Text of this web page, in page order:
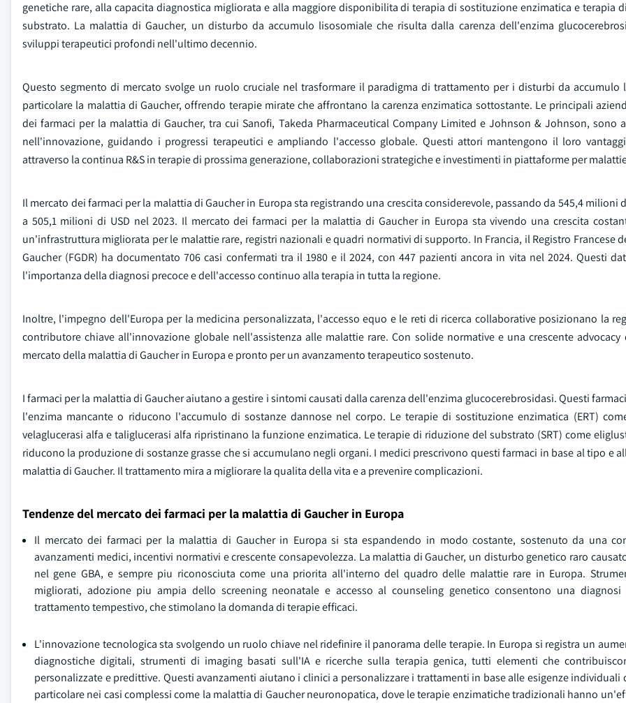
genetiche rare, alla capacita diagnostica migliorata e alla maggiore disponibilita di terapia di sostituzione enzimatica e terapia
substrato. La malattia di Gaucher, un disturbo da accumulo lisosomiale che risulta dalla carenza dell'enzima
sviluppi terapeutici profondi nell'ultimo decennio.
Questo segmento di mercato svolge un ruolo cruciale nel trasformare il paradigma di trattamento per i disturbi da accumulo
particolare la malattia di Gaucher, offrendo terapie mirate che affrontano la carenza enzimatica sottostante. Le principali
dei farmaci per la malattia di Gaucher, tra cui Sanofi, Takeda Pharmaceutical Company Limited e Johnson & Johnson, sono
nell'innovazione, guidando i progressi terapeutici e ampliando l'accesso globale. Questi attori mantengono il loro
attraverso la continua R&S in terapie di prossima generazione, collaborazioni strategiche e investimenti in piattaforme per
Il mercato dei farmaci per la malattia di Gaucher in Europa sta registrando una crescita considerevole, passando da 545,4 milioni
a 505,1 milioni di USD nel 2023. Il mercato dei farmaci per la malattia di Gaucher in Europa sta vivendo una crescita
un'infrastruttura migliorata per le malattie rare, registri nazionali e quadri normativi di supporto. In Francia, il Registro Francese
Gaucher (FGDR) ha documentato 706 casi confermati tra il 1980 e il 2024, con 447 pazienti ancora in vita nel 2024. Questi
l'importanza della diagnosi precoce e dell'accesso continuo alla terapia in tutta la regione.
Inoltre, l'impegno dell'Europa per la medicina personalizzata, l'accesso equo e le reti di ricerca collaborative posizionano la
contributore chiave all'innovazione globale nell'assistenza alle malattie rare. Con solide normative e una crescente
mercato della malattia di Gaucher in Europa e pronto per un avanzamento terapeutico sostenuto.
I farmaci per la malattia di Gaucher aiutano a gestire i sintomi causati dalla carenza dell'enzima glucocerebrosidasi. Questi
l'enzima mancante o riducono l'accumulo di sostanze dannose nel corpo. Le terapie di sostituzione enzimatica (ERT)
velaglucerasi alfa e taliglucerasi alfa ripristinano la funzione enzimatica. Le terapie di riduzione del substrato (SRT) come
riducono la produzione di sostanze grasse che si accumulano negli organi. I medici prescrivono questi farmaci in base al tipo e
malattia di Gaucher. Il trattamento mira a migliorare la qualita della vita e a prevenire complicazioni.
Tendenze del mercato dei farmaci per la malattia di Gaucher in Europa
Il mercato dei farmaci per la malattia di Gaucher in Europa si sta espandendo in modo costante, sostenuto da una
avanzamenti medici, incentivi normativi e crescente consapevolezza. La malattia di Gaucher, un disturbo genetico raro
nel gene GBA, e sempre piu riconosciuta come una priorita all'interno del quadro delle malattie rare in Europa.
migliorati, adozione piu ampia dello screening neonatale e accesso al counseling genetico consentono una
trattamento tempestivo, che stimolano la domanda di terapie efficaci.
L'innovazione tecnologica sta svolgendo un ruolo chiave nel ridefinire il panorama delle terapie. In Europa si registra un
diagnostiche digitali, strumenti di imaging basati sull'IA e ricerche sulla terapia genica, tutti elementi che
personalizzate e predittive. Questi avanzamenti aiutano i clinici a personalizzare i trattamenti in base alle esigenze individuali
particolare nei casi complessi come la malattia di Gaucher neuronopatica, dove le terapie enzimatiche tradizionali hanno